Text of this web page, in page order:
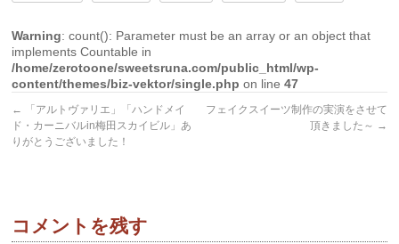
Warning: count(): Parameter must be an array or an object that
implements Countable in
/home/zerotoone/sweetsruna.com/public_html/wp-
content/themes/biz-vektor/single.php on line47
←
「アルトヴァリエ」「ハンドメイ
ド・カーニバルin梅田スカイビル」あ
りがとうございました！
フェイクスイーツ制作の実演をさせて
頂きました～ →
コメントを残す